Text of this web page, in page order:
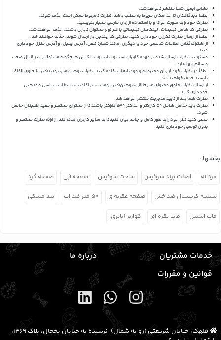
نشانی ایمیل شما منتشر نخواهد شد.
لطفا دیدگاهتان تا حد امکان مربوط به مطلب باشد. نظرات نامربوط ممکن است حذف شوند.
نظرات خود را به صورت خوانا و با استفاده از زبان فارسی معیار بنویسید.
نظراتی که شامل تبلیغات، لینک‌های تبلیغاتی یا هر نوع محتوای تجاری باشند، حذف خواهند شد.
لطفاً از ارسال نظرات تکراری خودداری کنید. نظراتی که چندین بار ارسال شوند، حذف خواهند شد.
از اشتراک‌گذاری اطلاعات شخصی خود یا دیگران، مانند شماره تلفن، آدرس ایمیل، و آدرس منزل خودداری
کنید.
مسئولیت نظرات ارسال شده بر عهده کاربران است و سایت وستا کیش هیچگونه مسئولیتی در قبال صحت
و سقم آنها ندارد.
لطفاً در نظرات خود از زبان محترمانه و مودبانه استفاده کنید. نظرات توهین‌آمیز، تهدیدآمیز، یا حاوی الفاظ
ناپسند حذف خواهند شد.
از ارسال نظرات حاوی محتوای غیراخلاقی، توهین‌آمیز، تهمت، نشر اکاذیب، تبلیغات سیاسی و مذهبی
خودداری کنید.
نظرات شما بعد از تایید مدیریت منتشر خواهد شد.
نظرات باید حداقل شامل 50 کاراکتر و حداکثر 500 کاراکتر باشند تا از محتوای مختصر و مفید اطمینان حاصل
شود.
سعی کنید نظر خود را به طور کامل و جامع بیان کنید تا به سایر کاربران کمک کند.از ارائه نظرات مختصر و
بدون توضیح خودداری کنید.
بخشها :
مردانه اصالت برند سوئیس ساخت سوئیس صفحه آبی صفحه گرد
شیشه کریستال ضد خش صفحه عقربه‌ای ۵۰ متر ضد آب بند مشکی
قاب استیل قاب نقره ای کوارتز (باتری)
خدمات مشتریان
درباره ما
قوانین و مقررات
قلهک، خیابان شریعتی (رو به شمال)، نرسیده به خیابان یخچال، پلاک ۱۴۶۹،